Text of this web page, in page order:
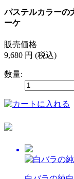
パステルカラーの
ーケ
販売価格
9,680 円 (税込)
数量: